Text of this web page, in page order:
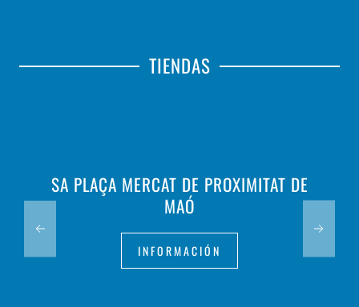
TIENDAS
SA PLAÇA MERCAT DE PROXIMITAT DE
MAÓ
INFORMACIÓN